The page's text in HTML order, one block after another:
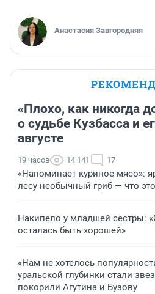
Анастасия Завгородняя
«Плохо, как никогда
о судьбе Кузбасса и
августе
19 часов 14 141 17
«Напоминает куриное мясо»:
лесу необычный гриб — что это
Накипело у младшей сестры:
осталась быть хорошей»
«Нам не хотелось
уральской глубинки стали
покорили Агутина и Бузову